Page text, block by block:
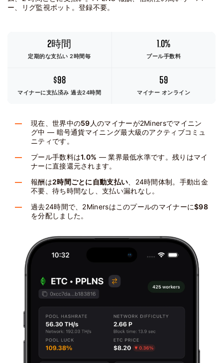
ー、リグ監視ボット。登録不要。
2時間
定期的な支払い 2時間毎
1.0%
プール手数料
$98
マイナーに支払済み過去24時間
59
マイナー オンライン
現在、世界中の59 人のマイナーが2Minersでマイニン
グ中 — 暗号通貨マイニング最大級のアクティブコミュ
ニティです。
プール手数料は1.0% — 業界最低水準です。残りはマイ
ナーに直接還元されます。
報酬は2時間ごとに自動支払い 、24時間体制。手動出金
不要、待ち時間なし、支払い漏れなし。
過去24時間で、2Minersはこのプールのマイナーに$98
を分配しました。